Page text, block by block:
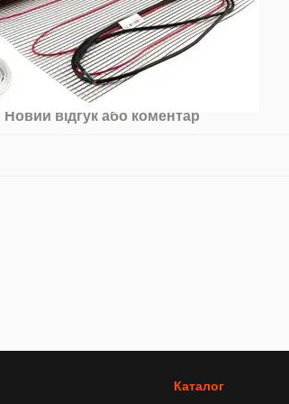
Новий відгук або коментар
Каталог